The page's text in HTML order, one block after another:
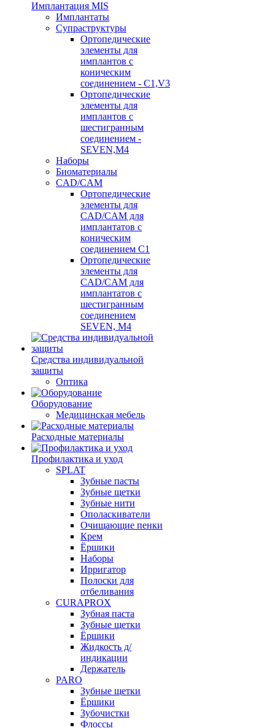
Имплантация MIS
Имплантаты
Супраструктуры
Ортопедические
элементы для
имплантов с
коническим
соединением - C1,V3
Ортопедические
элементы для
имплантов с
шестигранным
соединением -
SEVEN,M4
Наборы
Биоматериалы
CAD/CAM
Ортопедические
элементы для
CAD/CAM для
имплантатов с
коническим
соединением С1
Ортопедические
элементы для
CAD/CAM для
имплантатов с
шестигранным
соединением
SEVEN, М4
Средства индивидуальной
защиты
Оптика
Оборудование
Медицинская мебель
Расходные материалы
Профилактика и уход
SPLAT
Зубные пасты
Зубные щетки
Зубные нити
Ополаскиватели
Очищающие пенки
Крем
Ёршики
Наборы
Ирригатор
Полоски для
отбеливания
CURAPROX
Зубная паста
Зубные щетки
Ёршики
Жидкость д/
индикации
Держатель
PARO
Зубные щетки
Ёршики
Зубочистки
Флоссы